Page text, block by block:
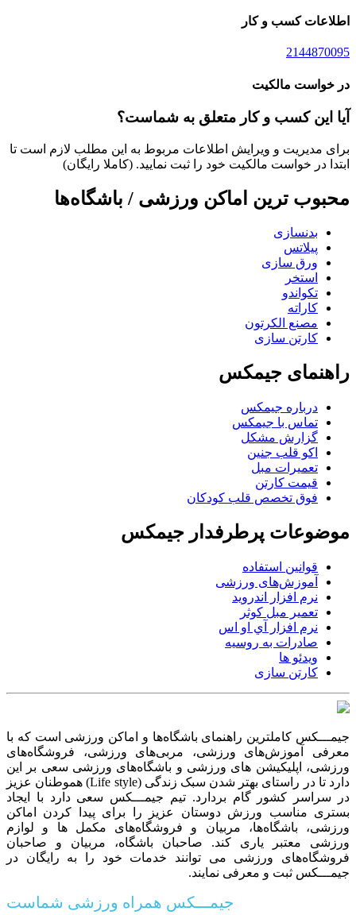
اطلاعات کسب و کار
2144870095
در خواست مالکیت
آیا این کسب و کار متعلق به شماست؟
برای مدیریت و ویرایش اطلاعات مربوط به این مطلب لازم است تا
ابتدا در خواست مالکیت خود را ثبت نمایید. (کاملا رایگان)
محبوب ترین اماکن ورزشی / باشگاه‌ها
بدنسازی
پیلاتس
ورق سازی
استخر
تکواندو
کاراته
مصنع الکرتون
کارتن سازی
راهنمای جیمکس
درباره جیمکس
تماس با جیمکس
گزارش مشکل
اکو قلب جنین
تعمیرات مبل
قیمت کارتن
فوق تخصص قلب کودکان
موضوعات پرطرفدار جیمکس
قوانین استفاده
آموزش‌های ورزشی
نرم افزار اندروید
تعمیر مبل کوثر
نرم افزار آي او اس
صادرات به روسیه
ویدئو ها
کارتن سازی
جیمـــکس کاملترین راهنمای باشگاه‌ها و اماکن ورزشی است که با
معرفی آموزش‌های ورزشی، مربی‌های ورزشی، فروشگاه‌های
ورزشی، اپلیکیشن های ورزشی و باشگاه‌های ورزشی سعی بر این
دارد تا در راستای بهتر شدن سبک زندگی (Life style) هموطنان عزیز
در سراسر کشور گام بردارد. تیم جیمـــکس سعی دارد با ایجاد
بستری مناسب ورزش دوستان عزیز را برای پیدا کردن اماکن
ورزشی، باشگاه‌ها، مربیان و فروشگاه‌های مکمل ها و لوازم
ورزشی معتبر یاری کند. صاحبان باشگاه‌، مربیان و صاحبان
فروشگاه‌های ورزشی می توانند خدمات خود را به رایگان در
جیمـــکس ثبت و معرفی نمایند.
جیمـــکس همراه ورزشی شماست